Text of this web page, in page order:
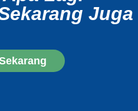
Juga